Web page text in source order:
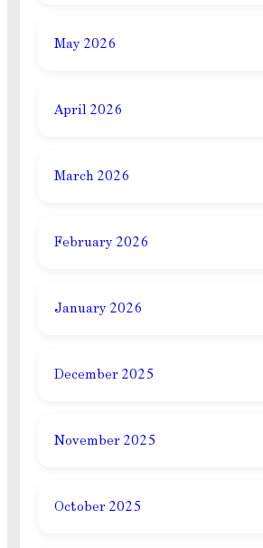
May 2026
April 2026
March 2026
February 2026
January 2026
December 2025
November 2025
October 2025